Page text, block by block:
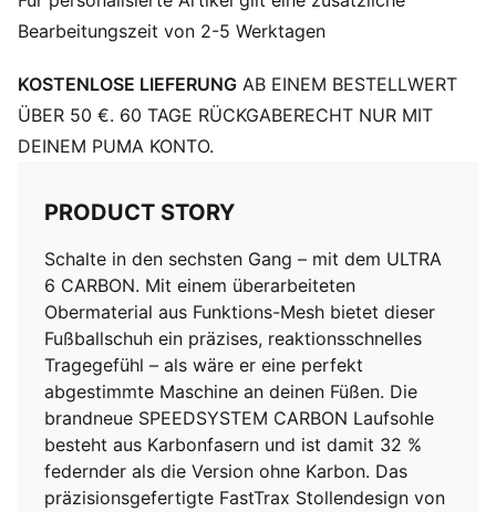
auf Erkenntnissen aus akademischer Forschung und
Traktionsstudien mehr Traktion beim Beschleunigen,
STABILITÄT: Der PWRTAPE SQD Stützrahmen
stabilisiert den Fuß im Schuh, ohne die Agilität und
Bewegungsfreiheit einzuschränken
Verschluss: Schnürsenkel
Absatzart: Flach
Zehentyp: Abgerundet
Ultraleichte herausnehmbare Innensohle
OrthoLite® Fersendämpfung für einen sicheren Halt
GripControl Pro Beschichtung für präzise Ballkontrolle
FG: Geeignet für Spiele auf festen Naturplätzen
Bearbeitungszeit von 2-5 Werktagen
KOSTENLOSE LIEFERUNG AB EINEM BESTELLWERT
ÜBER 50 €. 60 TAGE RÜCKGABERECHT NUR MIT
DEINEM PUMA KONTO.
PRODUCT STORY
Schalte in den sechsten Gang – mit dem ULTRA
6 CARBON. Mit einem überarbeiteten
Obermaterial aus Funktions-Mesh bietet dieser
Fußballschuh ein präzises, reaktionsschnelles
Tragegefühl – als wäre er eine perfekt
abgestimmte Maschine an deinen Füßen. Die
brandneue SPEEDSYSTEM CARBON Laufsohle
besteht aus Karbonfasern und ist damit 32 %
federnder als die Version ohne Karbon. Das
präzisionsgefertigte FastTrax Stollendesign von